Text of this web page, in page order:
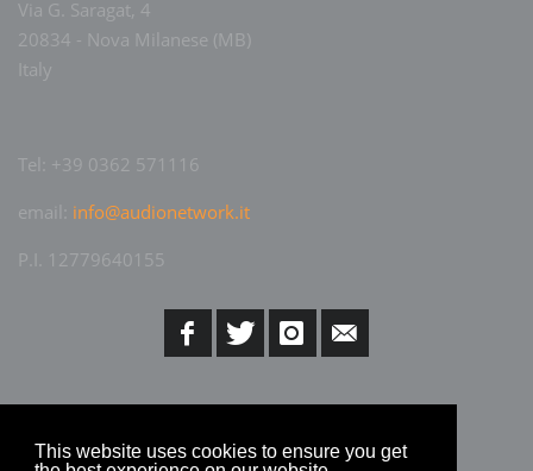
This website uses cookies to ensure you get
Via G. Saragat, 4
20834 - Nova Milanese (MB)
Italy
Tel: +39 0362 571116
email: info@audionetwork.it
P.I. 12779640155